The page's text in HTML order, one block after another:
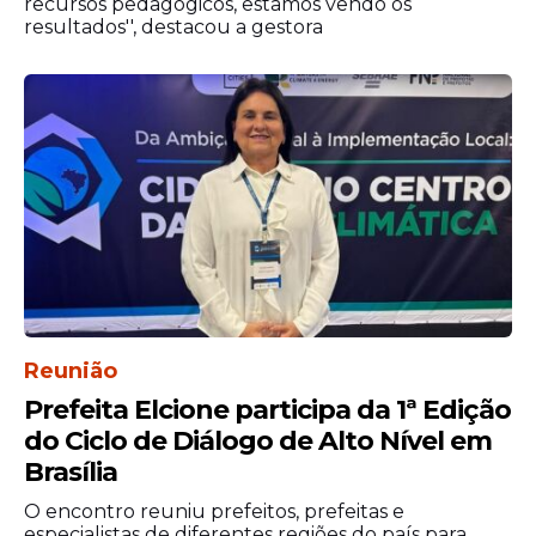
recursos pedagógicos, estamos vendo os
resultados'', destacou a gestora
Reunião
Prefeita Elcione participa da 1ª Edição
do Ciclo de Diálogo de Alto Nível em
Brasília
O encontro reuniu prefeitos, prefeitas e